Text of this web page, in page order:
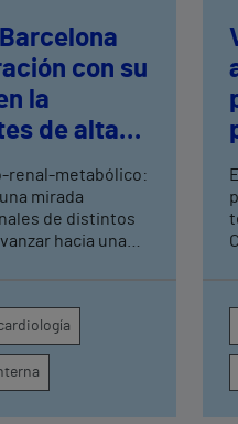
con su
la
de alta
renal-metabólico:
mirada
de distintos
hacia una
ha servido
Cardio-Renal-
en la
y centros